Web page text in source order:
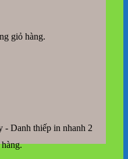
giỏ hàng.